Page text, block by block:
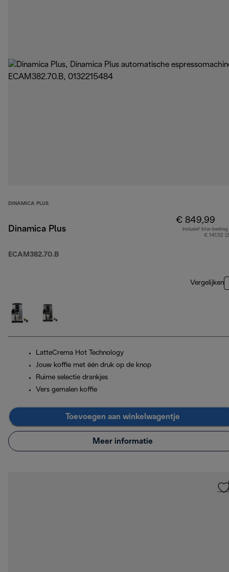
DINAMICA PLUS
Dinamica Plus
ECAM382.70.B
€ 849,99
Inclusief btw-bedrag
€ 147,52
Vergelijken
LatteCrema Hot Technology
Jouw koffie met één druk op de knop
Ruime selectie drankjes
Vers gemalen koffie
Toevoegen aan winkelwagentje
Meer informatie